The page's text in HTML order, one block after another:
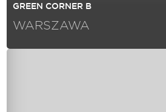
GREEN CORNER B
WARSZAWA